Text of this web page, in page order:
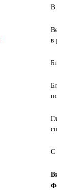
В
в
С